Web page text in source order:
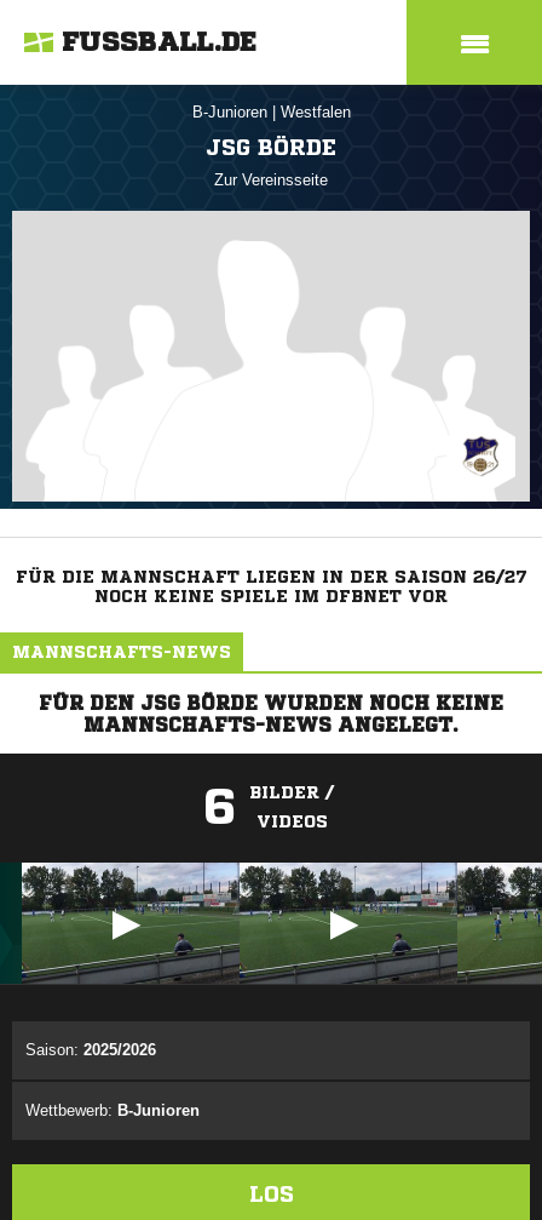
FUSSBALL.DE
B-Junioren Westfalen
JSG BÖRDE
Zur Vereinsseite
FÜR DIE MANNSCHAFT LIEGEN IN DER SAISON 26/27
NOCH KEINE SPIELE IM DFBNET VOR
MANNSCHAFTS-NEWS
FÜR DEN JSG BÖRDE WURDEN NOCH KEINE
MANNSCHAFTS-NEWS ANGELEGT.
6
BILDER /
VIDEOS
Saison: 2025/2026
Wettbewerb: B-Junioren
LOS